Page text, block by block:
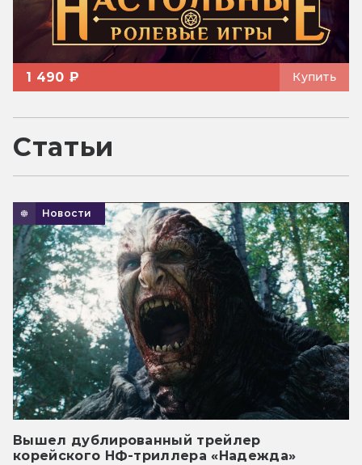
1 490 ₽ Купить
Статьи
Новости
Вышел дублированный трейлер
корейского НФ-триллера «Надежда»